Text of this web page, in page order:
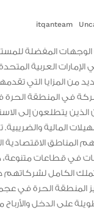
itqanteam
المفضلة
العربية
من المزايا التي
في المنطقة الحرة
الذين يتطلعون إلى
المالية
المناطق الاقتصادية
في قطاعات متنوعة،
الكامل لشركاتهم
المنطقة الحرة في
على الدخل والأرباح